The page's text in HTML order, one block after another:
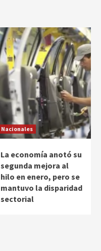
Nacionales
La economía anotó su
segunda mejora al
hilo en enero, pero se
mantuvo la disparidad
sectorial